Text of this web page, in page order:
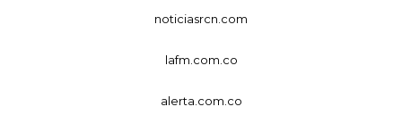
noticiasrcn.com
lafm.com.co
alerta.com.co